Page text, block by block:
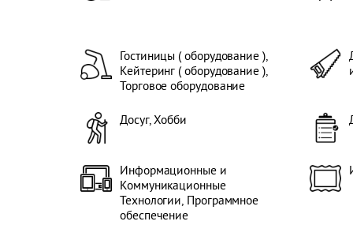
Гостиницы ( оборудование ),
Кейтеринг ( оборудование ),
Торговое оборудование
Досуг, Хобби
Информационные и
Коммуникационные
Технологии, Программное
обеспечение